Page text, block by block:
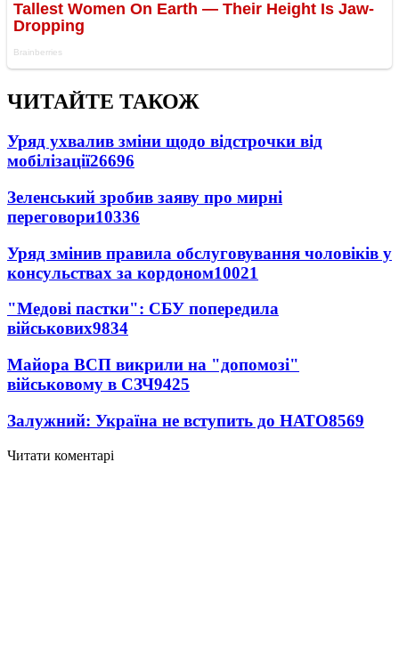
ЧИТАЙТЕ ТАКОЖ
Уряд ухвалив зміни щодо відстрочки від
мобілізації26696
Зеленський зробив заяву про мирні
переговори10336
Уряд змінив правила обслуговування чоловіків у
консульствах за кордоном10021
"Медові пастки": СБУ попередила
військових9834
Майора ВСП викрили на "допомозі"
військовому в СЗЧ9425
Залужний: Україна не вступить до НАТО8569
Читати коментарі